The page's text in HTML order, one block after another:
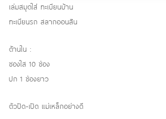
เล่มสมุดใส่ ทะเบียนบ้าน
ทะเบียนรถ สลากออนสิน
ด้านใน :
ซองใส 10 ช่อง
ปก 1 ช่องยาว
ตัวปิด-เปิด แม่เหล็กอย่างดี